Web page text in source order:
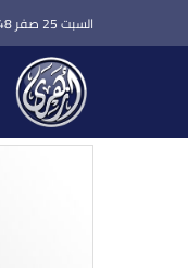
السبت 25 صفر 1448 / 10 8-8-2026